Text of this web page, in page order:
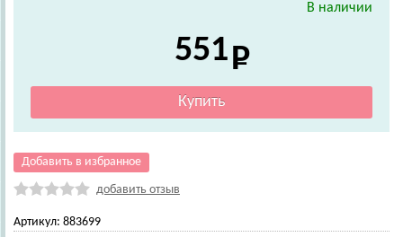
В наличии
551
Добавить в избранное
добавить отзыв
Артикул: 883699